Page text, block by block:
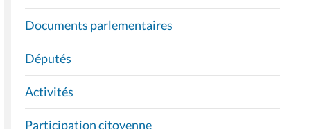
Documents parlementaires
Députés
Activités
Participation citoyenne